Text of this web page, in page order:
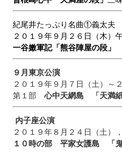
紀尾井たっぷり名曲①義太夫
２０１９年９月２６日（木）
一谷嫩軍記「熊谷陣屋の段」
９月東京公演
２０１９年９月７日（土）
第１部 心中天網島 「天満
内子座公演
２０１９年８月２４日（土）
１０時の部 平家女護島 「